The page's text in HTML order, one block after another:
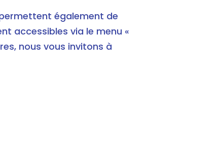
également de
accessibles via le menu «
nous vous invitons à